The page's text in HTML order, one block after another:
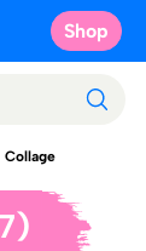
Shop
Collage